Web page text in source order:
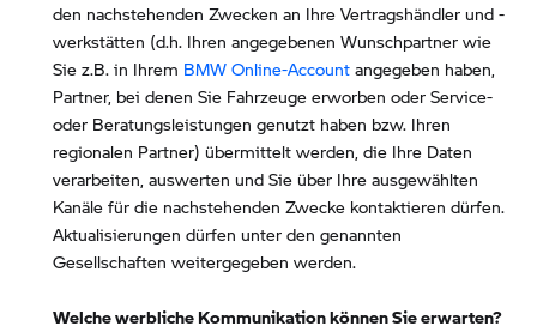
den nachstehenden Zwecken an Ihre Vertragshändler und -
werkstätten (d.h. Ihren angegebenen Wunschpartner wie
Sie z.B. in Ihrem BMW Online-Account angegeben haben,
Partner, bei denen Sie Fahrzeuge erworben oder Service-
oder Beratungsleistungen genutzt haben bzw. Ihren
regionalen Partner) übermittelt werden, die Ihre Daten
verarbeiten, auswerten und Sie über Ihre ausgewählten
Kanäle für die nachstehenden Zwecke kontaktieren dürfen.
Aktualisierungen dürfen unter den genannten
Gesellschaften weitergegeben werden.
Welche werbliche Kommunikation können Sie erwarten?